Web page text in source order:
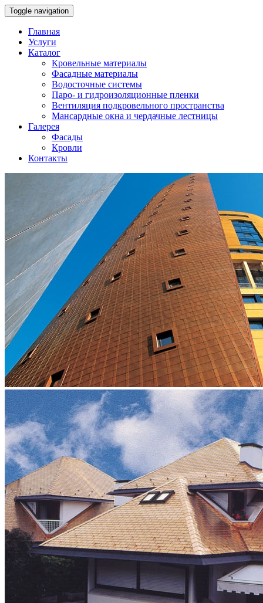
Toggle navigation
Главная
Услуги
Каталог
Кровельные материалы
Фасадные материалы
Водосточные системы
Паро- и гидроизоляционные пленки
Вентиляция подкровельного пространства
Мансардные окна и чердачные лестницы
Галерея
Фасады
Кровли
Контакты